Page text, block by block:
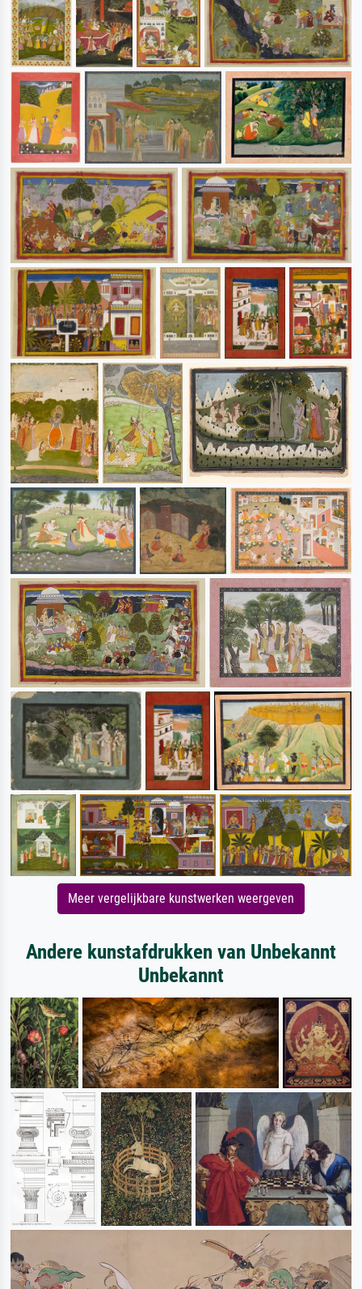
Meer vergelijkbare kunstwerken weergeven
Andere kunstafdrukken van Unbekannt
Unbekannt